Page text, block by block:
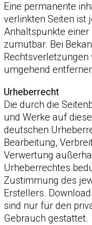
Eine permanente
verlinkten Seiten ist
Anhaltspunkte
zumutbar. Bei
umgehend
Urheberrecht
Die durch die
und Werke auf
deutschen
Bearbeitung,
Verwertung
Urheberrechtes
Zustimmung des
Erstellers.
sind nur für den
Gebrauch gestattet.